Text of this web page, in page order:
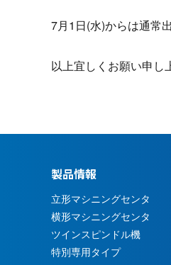
7月1日(水)からは通常
以上宜しくお願い申し
製品情報
立形マシニングセンタ
横形マシニングセンタ
ツインスピンドル機
特別専用タイプ